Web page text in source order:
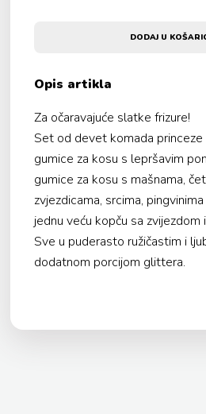
DODAJ U
Opis artikla
Za očaravajuće slatke frizure!
Set od devet komada princeze
gumice za kosu s lepršavim
gumice za kosu s mašnama,
zvjezdicama, srcima,
jednu veću kopču sa zvijezdom
Sve u puderasto ružičastim i
dodatnom porcijom glittera.